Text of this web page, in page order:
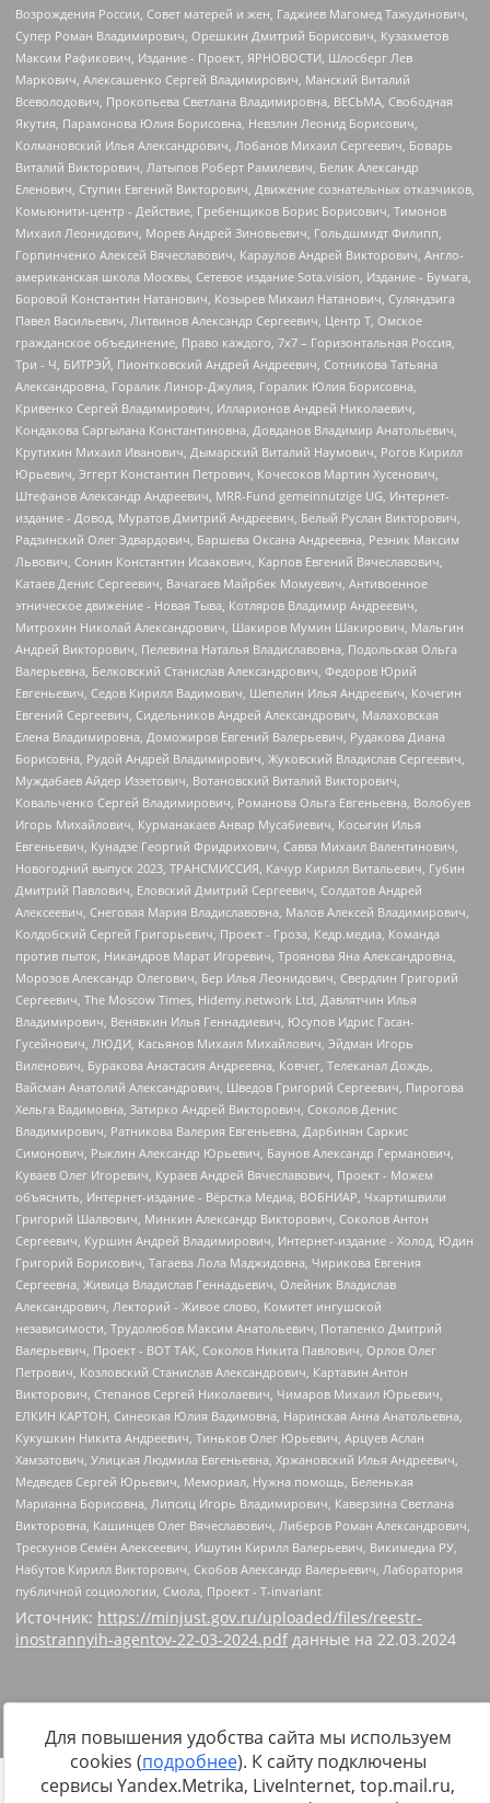
Источник: https://minjust.gov.ru/uploaded/files/reestr-
inostrannyih-agentov-22-03-2024.pdf данные на 22.03.2024
Для повышения удобства сайта мы используем
cookies (подробнее). К сайту подключены
сервисы Yandex.Metrika, LiveInternet, top.mail.ru,